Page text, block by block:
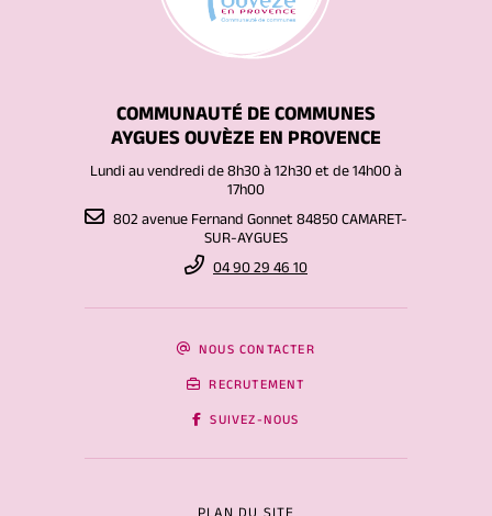
COMMUNAUTÉ DE COMMUNES
AYGUES OUVÈZE EN PROVENCE
Lundi au vendredi de 8h30 à 12h30 et de 14h00 à
17h00
802 avenue Fernand Gonnet 84850 CAMARET-
SUR-AYGUES
04 90 29 46 10
NOUS CONTACTER
RECRUTEMENT
SUIVEZ-NOUS